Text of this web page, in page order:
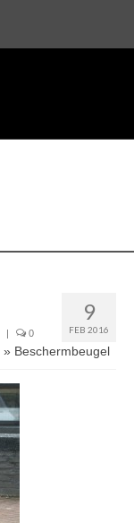
9
FEB 2016
| 0
» Beschermbeugel